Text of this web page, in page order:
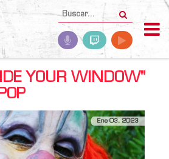
YOUR WINDOW"
Ene 03, 2023